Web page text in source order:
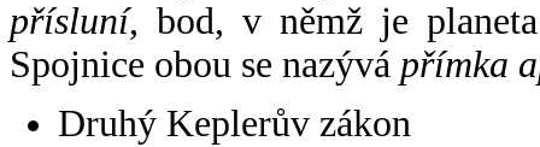
přísluní, bod, v němž je
Spojnice obou se nazývá přímka
Druhý Keplerův zákon